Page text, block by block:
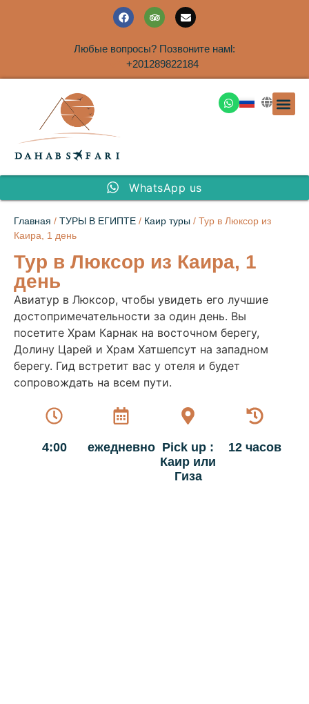
Любые вопросы? Позвоните намl:
+201289822184
WhatsApp us
Главная / ТУРЫ В ЕГИПТЕ / Каир туры / Тур в Люксор из
Каира, 1 день
Тур в Люксор из Каира, 1
день
Авиатур в Люксор, чтобы увидеть его лучшие
достопримечательности за один день. Вы
посетите Храм Карнак на восточном берегу,
Долину Царей и Храм Хатшепсут на западном
берегу. Гид встретит вас у отеля и будет
сопровождать на всем пути.
4:00 ежедневно Pick up :
Каир или
Гиза
12 часов